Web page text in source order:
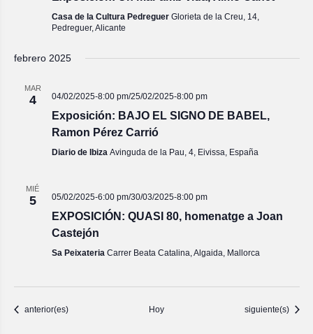
Casa de la Cultura Pedreguer Glorieta de la Creu, 14,
Pedreguer, Alicante
febrero 2025
MAR
4 04/02/2025-8:00 pm/25/02/2025-8:00 pm
Exposición: BAJO EL SIGNO DE BABEL,
Ramon Pérez Carrió
Diario de Ibiza Avinguda de la Pau, 4, Eivissa, España
MIÉ
5 05/02/2025-6:00 pm/30/03/2025-8:00 pm
EXPOSICIÓN: QUASI 80, homenatge a Joan
Castejón
Sa Peixateria Carrer Beata Catalina, Algaida, Mallorca
Eventos
anterior(es) Hoy Eventos
siguiente(s)